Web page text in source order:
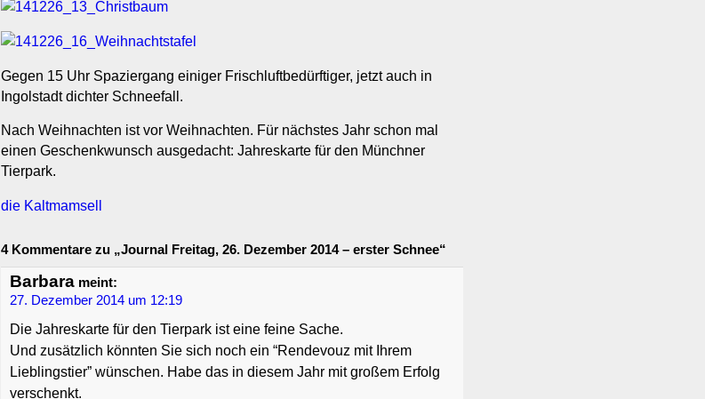
Gegen 15 Uhr Spaziergang einiger Frischluftbedürftiger, jetzt auch in
Ingolstadt dichter Schneefall.
Nach Weihnachten ist vor Weihnachten. Für nächstes Jahr schon mal
einen Geschenkwunsch ausgedacht: Jahreskarte für den Münchner
Tierpark.
die Kaltmamsell
4 Kommentare zu „Journal Freitag, 26. Dezember 2014 – erster Schnee“
Barbara meint:
27. Dezember 2014 um 12:19
Die Jahreskarte für den Tierpark ist eine feine Sache.
Und zusätzlich könnten Sie sich noch ein “Rendevouz mit Ihrem
Lieblingstier” wünschen. Habe das in diesem Jahr mit großem Erfolg
verschenkt.